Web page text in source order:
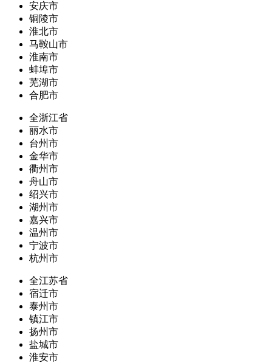
安庆市
铜陵市
淮北市
马鞍山市
淮南市
蚌埠市
芜湖市
合肥市
全浙江省
丽水市
台州市
金华市
衢州市
舟山市
绍兴市
湖州市
嘉兴市
温州市
宁波市
杭州市
全江苏省
宿迁市
泰州市
镇江市
扬州市
盐城市
淮安市